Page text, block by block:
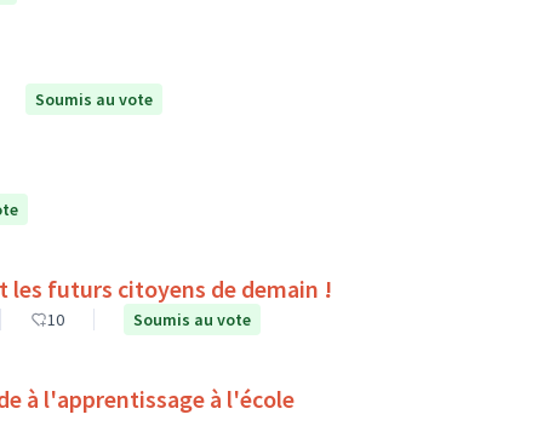
Soumis au vote
du collège Pierre Corneille de Tours sont les futurs citoyens de demain !
10 Soumis au vote